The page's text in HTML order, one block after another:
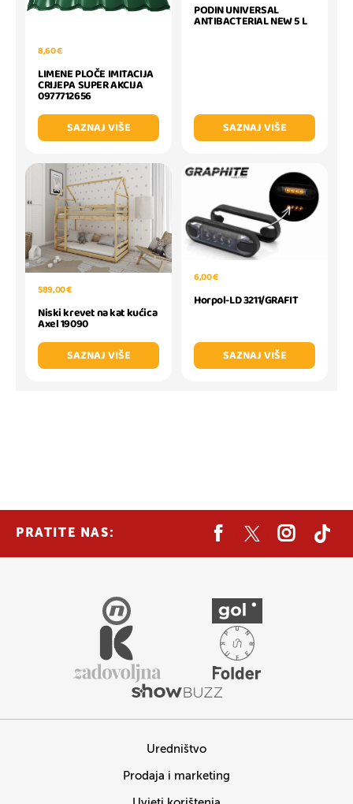
8,60 €
LIMENE PLOČE IMITACIJA
CRIJEPA SUPER AKCIJA
0977712656
SAZNAJ VIŠE
PODIN UNIVERSAL
ANTIBACTERIAL NEW 5 L
SAZNAJ VIŠE
589,00 €
Niski krevet na kat kućica
Axel 19090
SAZNAJ VIŠE
6,00 €
Horpol-LD 3211/GRAFIT
SAZNAJ VIŠE
PRATITE NAS:
Uredništvo
Prodaja i marketing